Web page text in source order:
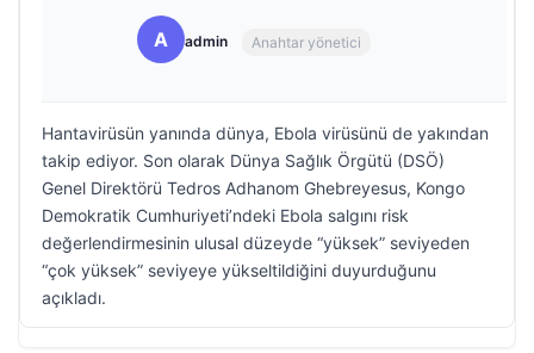
A admin Anahtar yönetici
Hantavirüsün yanında dünya, Ebola virüsünü de yakından
takip ediyor. Son olarak Dünya Sağlık Örgütü (DSÖ)
Genel Direktörü Tedros Adhanom Ghebreyesus, Kongo
Demokratik Cumhuriyeti’ndeki Ebola salgını risk
değerlendirmesinin ulusal düzeyde “yüksek” seviyeden
“çok yüksek” seviyeye yükseltildiğini duyurduğunu
açıkladı.